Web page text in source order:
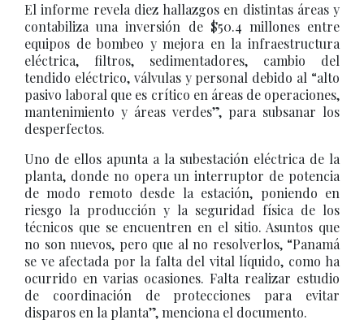
El informe revela diez hallazgos en distintas áreas y
contabiliza una inversión de $50.4 millones entre
equipos de bombeo y mejora en la infraestructura
eléctrica, filtros, sedimentadores, cambio del
tendido eléctrico, válvulas y personal debido al “alto
pasivo laboral que es crítico en áreas de operaciones,
mantenimiento y áreas verdes”, para subsanar los
desperfectos.
Uno de ellos apunta a la subestación eléctrica de la
planta, donde no opera un interruptor de potencia
de modo remoto desde la estación, poniendo en
riesgo la producción y la seguridad física de los
técnicos que se encuentren en el sitio. Asuntos que
no son nuevos, pero que al no resolverlos, “Panamá
se ve afectada por la falta del vital líquido, como ha
ocurrido en varias ocasiones. Falta realizar estudio
de coordinación de protecciones para evitar
disparos en la planta”, menciona el documento.